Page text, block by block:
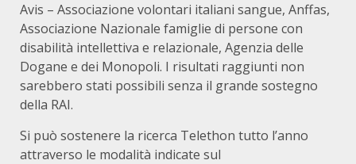
Avis – Associazione volontari italiani sangue, Anffas,
Associazione Nazionale famiglie di persone con
disabilità intellettiva e relazionale, Agenzia delle
Dogane e dei Monopoli. I risultati raggiunti non
sarebbero stati possibili senza il grande sostegno
della RAI.
Si può sostenere la ricerca Telethon tutto l’anno
attraverso le modalità indicate sul